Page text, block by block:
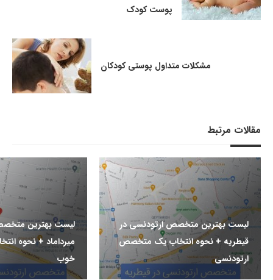
پوست کودک
مشکلات متداول پوستی کودکان
مقالات مرتبط
لیست بهترین متخصص ارتودنسی در
قیطریه + نحوه انتخاب یک متخصص
ارتودنسی
لیست بهترین
میرداماد + نحوه
خوب